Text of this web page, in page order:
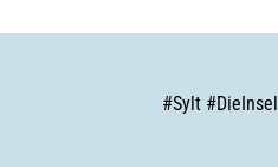
#Sylt #DieInsel